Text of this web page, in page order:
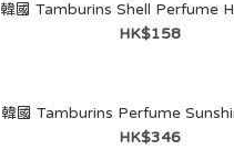
HK$158
韓國 Tamburins Perfume
HK$346